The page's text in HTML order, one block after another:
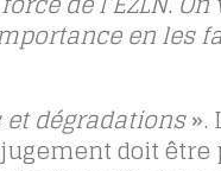
en les
dégradations».
doit être